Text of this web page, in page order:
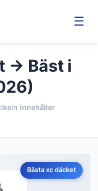
☰
→ Bäst i
innehåller
Bästa xc däcket